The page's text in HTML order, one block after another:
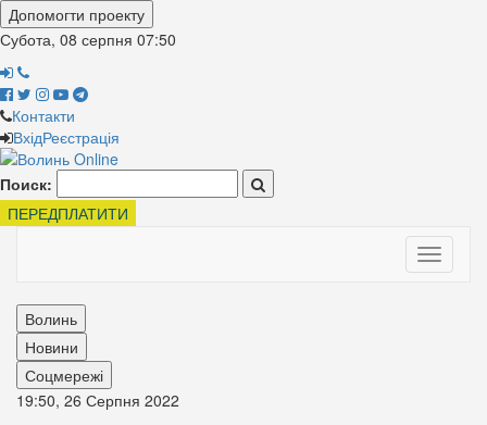
Допомогти проекту
Субота, 08 серпня 07:50
Контакти
ВхідРеєстрація
Поиск:
ПЕРЕДПЛАТИТИ
Toggle
Волинь
Новини
Соцмережі
19:50, 26 Серпня 2022